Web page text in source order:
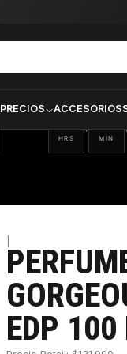
PRECIOS ACCESORIOS
05
HRS
: 54
MIN
EDP 100